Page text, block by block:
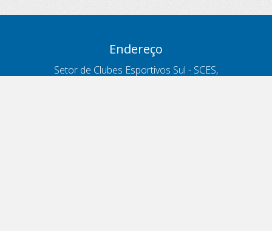
Endereço
Setor de Clubes Esportivos Sul - SCES,